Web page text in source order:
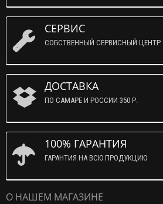
СЕРВИС
СОБСТВЕННЫЙ СЕРВИСНЫЙ ЦЕНТР
ДОСТАВКА
ПО САМАРЕ И РОССИИ 350 Р.
100% ГАРАНТИЯ
ГАРАНТИЯ НА ВСЮ ПРОДУКЦИЮ
О НАШЕМ МАГАЗИНЕ